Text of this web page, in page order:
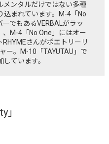
メンタルだけではない多種
込まれています。M-4「No
でもあるVERBALがラッ
M-4「No One」にはオー
さんがポエトリーリ
ー。M-10「TAYUTAU」で
ています。
」